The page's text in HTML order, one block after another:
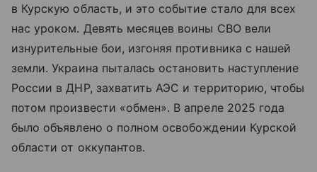
в Курскую область, и это событие стало для всех
нас уроком. Девять месяцев воины СВО вели
изнурительные бои, изгоняя противника с нашей
земли. Украина пыталась остановить наступление
России в ДНР, захватить АЭС и территорию, чтобы
потом произвести «обмен». В апреле 2025 года
было объявлено о полном освобождении Курской
области от оккупантов.